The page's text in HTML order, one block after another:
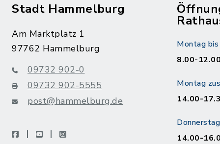
Stadt Hammelburg
Am Marktplatz 1
97762 Hammelburg
09732 902-0
09732 902-5555
post@hammelburg.de
facebookyoutubeinstagram
Montag
8.00-
Montag
14.00-
14.00-